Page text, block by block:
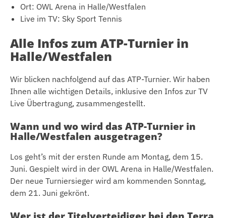
Ort: OWL Arena in Halle/Westfalen
Live im TV: Sky Sport Tennis
Alle Infos zum ATP-Turnier in
Halle/Westfalen
Wir blicken nachfolgend auf das ATP-Turnier. Wir haben
Ihnen alle wichtigen Details, inklusive den Infos zur TV
Live Übertragung, zusammengestellt.
Wann und wo wird das ATP-Turnier in
Halle/Westfalen ausgetragen?
Los geht’s mit der ersten Runde am Montag, dem 15.
Juni. Gespielt wird in der OWL Arena in Halle/Westfalen.
Der neue Turniersieger wird am kommenden Sonntag,
dem 21. Juni gekrönt.